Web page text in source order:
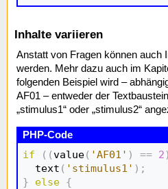
Inhalte variieren
Anstatt von Fragen können auch
werden. Mehr dazu auch im
folgenden Beispiel wird –
AF01 – entweder der
„stimulus1“ oder „stimulus2“
if ( (value( 'AF01' ) == 2 )
  text
( 'stimulus1' ) ;
}
else {